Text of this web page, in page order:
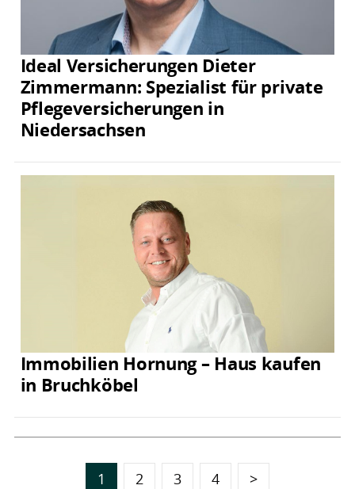
Ideal Versicherungen Dieter
Zimmermann: Spezialist für private
Pflegeversicherungen in
Niedersachsen
Immobilien Hornung – Haus kaufen
in Bruchköbel
1 2 3 4 >